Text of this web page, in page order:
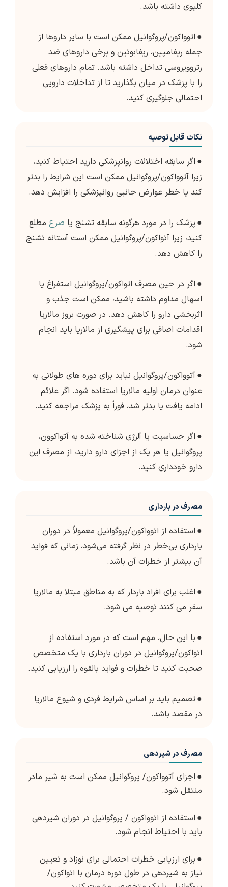
کلیوی داشته باشد.
● اتوواکون/پروگوانیل ممکن است با سایر داروها از
جمله ریفامپین، ریفابوتین و برخی داروهای ضد
رتروویروسی تداخل داشته باشد. تمام داروهای فعلی
را با پزشک در میان بگذارید تا از تداخلات دارویی
احتمالی جلوگیری کنید.
نکات قابل توصیه
● اگر سابقه اختلالات روانپزشکی دارید احتیاط کنید،
زیرا آتوواکون/پروگوانیل ممکن است این شرایط را بدتر
کند یا خطر عوارض جانبی روانپزشکی را افزایش دهد.
● پزشک را در مورد هرگونه سابقه تشنج یا صرع مطلع
کنید، زیرا آتواکون/پروگوانیل ممکن است آستانه تشنج
را کاهش دهد.
● اگر در حین مصرف اتواکون/پروگوانیل استفراغ یا
اسهال مداوم داشته باشید، ممکن است جذب و
اثربخشی دارو را کاهش دهد. در صورت بروز مالاریا
اقدامات اضافی برای پیشگیری از مالاریا باید انجام
شود.
●آتوواکون/پروگوانیل نباید برای دوره های طولانی به
عنوان درمان اولیه مالاریا استفاده شود. اگر علائم
ادامه یافت یا بدتر شد، فوراً به پزشک مراجعه کنید.
● اگر حساسیت یا آلرژی شناخته شده به آتواکوون،
پروگوانیل یا هر یک از اجزای دارو دارید، از مصرف این
دارو خودداری کنید.
مصرف در بارداری
● استفاده از اتوواکون/پروگوانیل معمولاً در دوران
بارداری بی‌خطر در نظر گرفته می‌شود، زمانی که فواید
آن بیشتر از خطرات آن باشد.
● اغلب برای افراد باردار که به مناطق مبتلا به مالاریا
سفر می کنند توصیه می شود.
● با این حال، مهم است که در مورد استفاده از
اتواکون/پروگوانیل در دوران بارداری با یک متخصص
صحبت کنید تا خطرات و فواید بالقوه را ارزیابی کنید.
●تصمیم باید بر اساس شرایط فردی و شیوع مالاریا
در مقصد باشد.
مصرف در شیردهی
● اجزای آتوواکون/ پروگوانیل ممکن است به شیر مادر
منتقل شود.
● استفاده از اتوواکون / پروگوانیل در دوران شیردهی
باید با احتیاط انجام شود.
● برای ارزیابی خطرات احتمالی برای نوزاد و تعیین
نیاز به شیردهی در طول دوره درمان با اتواکون/